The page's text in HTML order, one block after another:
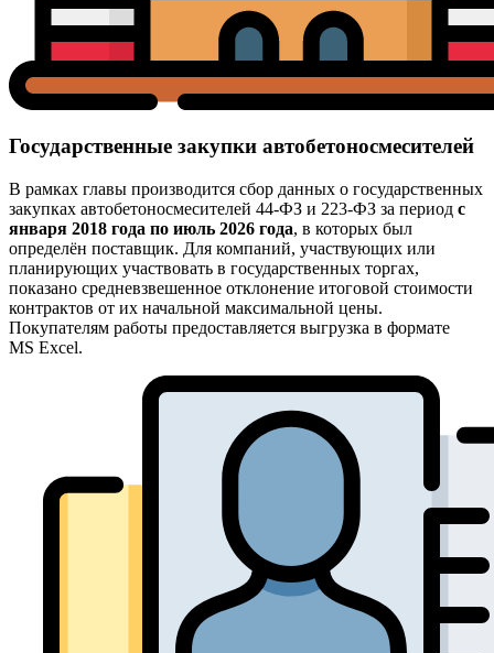
Государственные закупки автобетоносмесителей
В рамках главы производится сбор данных о государственных
закупках автобетоносмесителей 44-ФЗ и 223-ФЗ за период с
января 2018 года по июль 2026 года, в которых был
определён поставщик. Для компаний, участвующих или
планирующих участвовать в государственных торгах,
показано средневзвешенное отклонение итоговой стоимости
контрактов от их начальной максимальной цены.
Покупателям работы предоставляется выгрузка в формате
MS Excel.